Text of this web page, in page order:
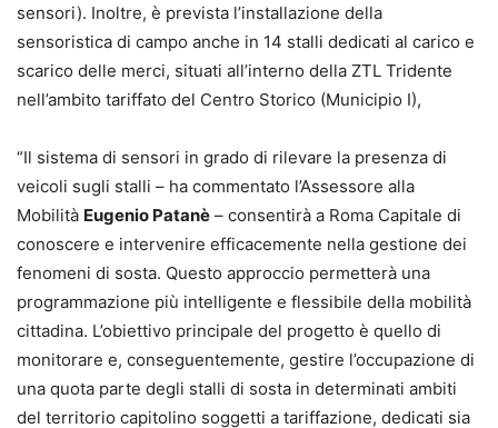
sensori). Inoltre, è prevista l’installazione della
sensoristica di campo anche in 14 stalli dedicati al carico e
scarico delle merci, situati all’interno della ZTL Tridente
nell’ambito tariffato del Centro Storico (Municipio I),
“Il sistema di sensori in grado di rilevare la presenza di
veicoli sugli stalli – ha commentato l’Assessore alla
Mobilità Eugenio Patanè – consentirà a Roma Capitale di
conoscere e intervenire efficacemente nella gestione dei
fenomeni di sosta. Questo approccio permetterà una
programmazione più intelligente e flessibile della mobilità
cittadina. L’obiettivo principale del progetto è quello di
monitorare e, conseguentemente, gestire l’occupazione di
una quota parte degli stalli di sosta in determinati ambiti
del territorio capitolino soggetti a tariffazione, dedicati sia